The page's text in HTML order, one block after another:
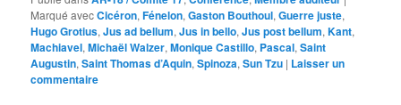
Marqué avecCicéron,Fénelon,Gaston Bouthoul,Guerre juste,
Hugo Grotius,Jus ad bellum,Jus in bello,Jus post bellum,Kant,
Machiavel,Michaël Walzer,Monique Castillo, Pascal,Saint
Augustin,Saint Thomas d’Aquin,Spinoza,Sun Tzu | Laisser un
commentaire